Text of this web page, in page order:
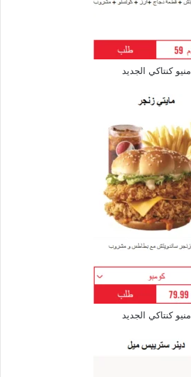
منيو كنتاكي الجديد
منيو كنتاكي الجديد